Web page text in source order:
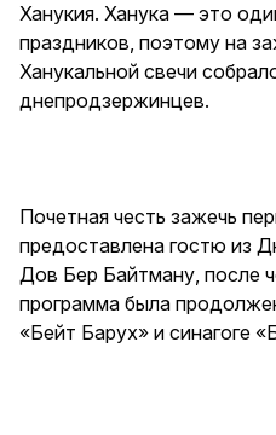
Ханукия. Ханука — это
праздников, поэтому на
Ханукальной свечи
днепродзержинцев.
Почетная честь зажечь
предоставлена гостю из
Дов Бер Байтману, после
программа была
«Бейт Барух» и синагоге